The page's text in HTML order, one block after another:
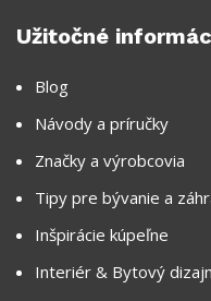
Užitočné
Blog
Návody a príručky
Značky a výrobcovia
Tipy pre bývanie a
Inšpirácie kúpeľne
Interiér & Bytový dizajn